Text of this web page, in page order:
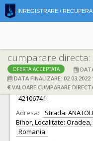
INREGISTRARE /
cumparare
OFERTA ACCEPTATA
DATA FINALIZARE: 02.03.2022
VALOARE CUMPARARE
DATE IDENTIFICARE
Ofertant: S.C. OFFICE
42106741
Adresa:
Strada:
Bihor, Localitate:
Romania